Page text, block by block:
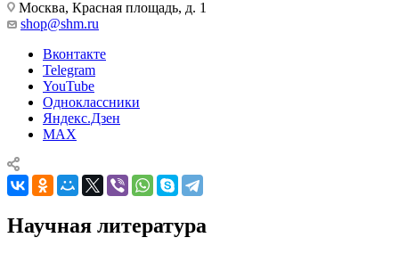
Москва, Красная площадь, д. 1
shop@shm.ru
Вконтакте
Telegram
YouTube
Одноклассники
Яндекс.Дзен
MAX
Научная литература